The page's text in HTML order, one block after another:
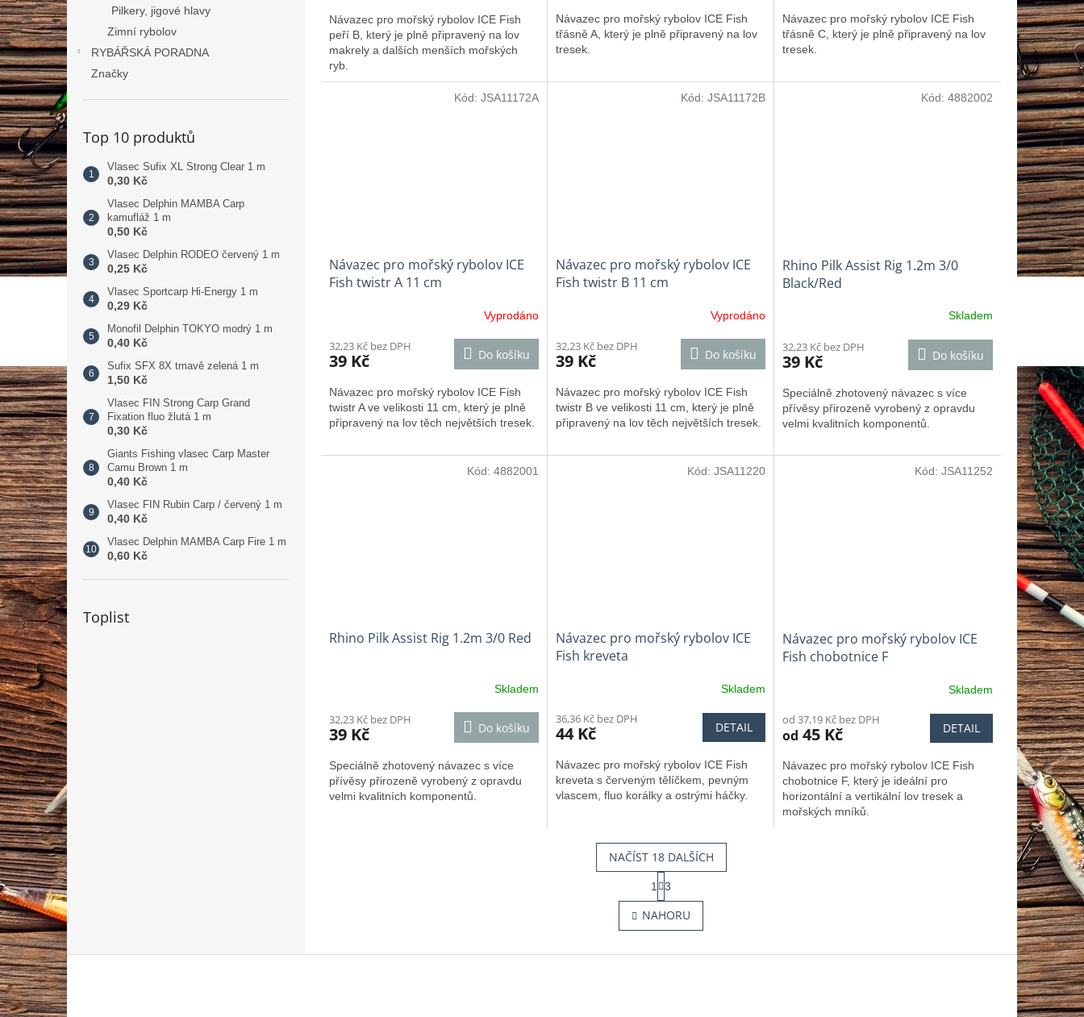
Pilkery, jigové hlavy
Zimní rybolov
RYBÁŘSKÁ PORADNA
Značky
Top 10 produktů
Vlasec Sufix XL Strong Clear 1 m
0,30 Kč
Vlasec Delphin MAMBA Carp
kamufláž 1 m
0,50 Kč
Vlasec Delphin RODEO červený 1 m
0,25 Kč
Vlasec Sportcarp Hi-Energy 1 m
0,29 Kč
Monofil Delphin TOKYO modrý 1 m
0,40 Kč
Sufix SFX 8X tmavě zelená 1 m
1,50 Kč
Vlasec FIN Strong Carp Grand
Fixation fluo žlutá 1 m
0,30 Kč
Giants Fishing vlasec Carp Master
Camu Brown 1 m
0,40 Kč
Vlasec FIN Rubin Carp / červený 1 m
0,40 Kč
Vlasec Delphin MAMBA Carp Fire 1 m
0,60 Kč
Toplist
Návazec pro mořský rybolov ICE Fish
peří B, který je plně připravený na lov
makrely a dalších menších mořských
ryb.
Návazec pro mořský rybolov ICE Fish
třásně A, který je plně připravený na lov
tresek.
Návazec pro mořský rybolov ICE Fish
třásně C, který je plně připravený na lov
tresek.
Návazec pro mořský rybolov ICE
Fish twistr A 11 cm
Vyprodáno
32,23 Kč bez DPH
39 Kč Do košíku
Návazec pro mořský rybolov ICE Fish
twistr A ve velikosti 11 cm, který je plně
připravený na lov těch největších tresek.
Kód: JSA11172A
Návazec pro mořský rybolov ICE
Fish twistr B 11 cm
Vyprodáno
32,23 Kč bez DPH
39 Kč Do košíku
Návazec pro mořský rybolov ICE Fish
twistr B ve velikosti 11 cm, který je plně
připravený na lov těch největších tresek.
Kód: JSA11172B
Rhino Pilk Assist Rig 1.2m 3/0
Black/Red
Skladem
32,23 Kč bez DPH
39 Kč Do košíku
Speciálně zhotovený návazec s více
přívěsy přirozeně vyrobený z opravdu
velmi kvalitních komponentů.
Kód: 4882002
Rhino Pilk Assist Rig 1.2m 3/0 Red
Skladem
32,23 Kč bez DPH
39 Kč Do košíku
Speciálně zhotovený návazec s více
přívěsy přirozeně vyrobený z opravdu
velmi kvalitních komponentů.
Kód: 4882001
Návazec pro mořský rybolov ICE
Fish kreveta
Skladem
36,36 Kč bez DPH
44 Kč DETAIL
Návazec pro mořský rybolov ICE Fish
kreveta s červeným tělíčkem, pevným
vlascem, fluo korálky a ostrými háčky.
Kód: JSA11220
Návazec pro mořský rybolov ICE
Fish chobotnice F
Skladem
od 37,19 Kč bez DPH
od 45 Kč DETAIL
Návazec pro mořský rybolov ICE Fish
chobotnice F, který je ideální pro
horizontální a vertikální lov tresek a
mořských mníků.
Kód: JSA11252
O
v
l
d
NAČÍST 18 DALŠÍCH
S
t
r
á
n
o
1 3
NAHORU
Z
á
p